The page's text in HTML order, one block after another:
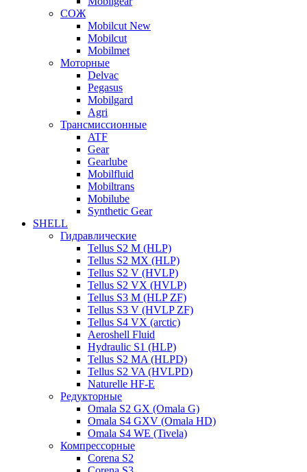
СОЖ
Mobilcut New
Mobilcut
Mobilmet
Моторные
Delvac
Pegasus
Mobilgard
Agri
Трансмиссионные
ATF
Gear
Gearlube
Mobilfluid
Mobiltrans
Mobilube
Synthetic Gear
SHELL
Гидравлические
Tellus S2 M (HLP)
Tellus S2 MХ (HLP)
Tellus S2 V (HVLP)
Tellus S2 VX (HVLP)
Tellus S3 M (HLP ZF)
Tellus S3 V (HVLP ZF)
Tellus S4 VX (arctic)
Aeroshell Fluid
Hydraulic S1 (HLP)
Tellus S2 MA (HLPD)
Tellus S2 VA (HVLPD)
Naturelle HF-E
Редукторные
Omala S2 GX (Omala G)
Omala S4 GXV (Omala HD)
Omala S4 WE (Tivela)
Компрессорные
Corena S2